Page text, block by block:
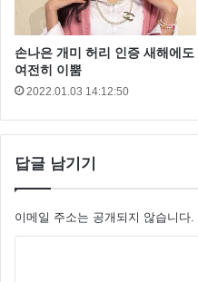
손나은 개미 허리 인증 새해에도
여전히 이뿜
2022.01.03 14:12:50
답글 남기기
이메일 주소는 공개되지 않습니다.